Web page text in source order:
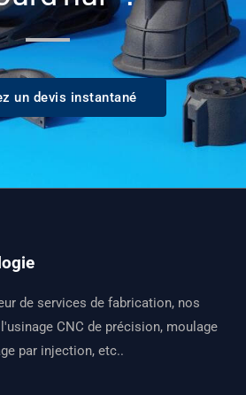
un devis instantané
de services de fabrication, nos
CNC de précision, moulage
par injection, etc..